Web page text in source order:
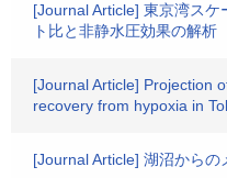
[Journal Article] 東京湾スケ
ト比と非静水圧効果の解析
[Journal Article] Projection
recovery from hypoxia in
[Journal Article] 湖沼からの